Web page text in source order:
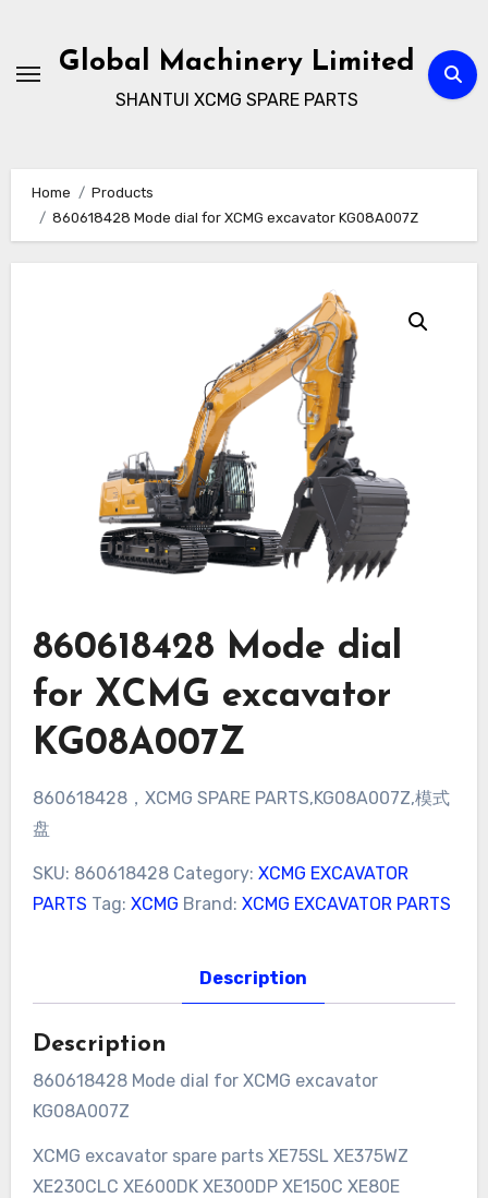
contentGlobal Machinery Limited
SHANTUI XCMG SPARE PARTS
Home
Products
860618428 Mode dial for XCMG excavator KG08A007Z
860618428 Mode dial
for XCMG excavator
KG08A007Z
860618428，XCMG SPARE PARTS,KG08A007Z,模式
盘
SKU: 860618428 Category: XCMG EXCAVATOR
PARTS Tag: XCMG Brand: XCMG EXCAVATOR PARTS
Description
Description
860618428 Mode dial for XCMG excavator
KG08A007Z
XCMG excavator spare parts XE75SL XE375WZ
XE230CLC XE600DK XE300DP XE150C XE80E